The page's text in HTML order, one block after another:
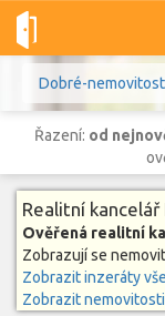
Dobré-
Řazení: od
Realitní kancelář
Ověřená realitní
Zobrazují se
Zobrazit inzeráty
Zobrazit